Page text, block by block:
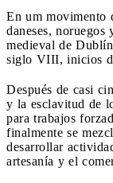
En um movimento
daneses, noruegos
medieval de
siglo VIII, inicios
Después de casi
y la esclavitud de
para trabajos
finalmente se
desarrollar
artesanía y el